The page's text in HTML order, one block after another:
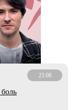
23.08